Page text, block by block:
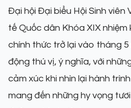
Đại hội Đại biểu Hội Sinh viên
tế Quốc dân Khóa XIX nhiệm
chính thức trở lại vào tháng 5
động thú vị, ý nghĩa, với
cảm xúc khi nhìn lại hành
mang đến những hy vọng